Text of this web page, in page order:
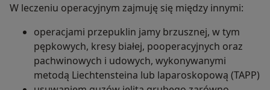
W leczeniu operacyjnym zajmuję się między innymi:
operacjami przepuklin jamy brzusznej, w tym
pępkowych, kresy białej, pooperacyjnych oraz
pachwinowych i udowych, wykonywanymi
metodą Liechtensteina lub laparoskopową (TAPP)